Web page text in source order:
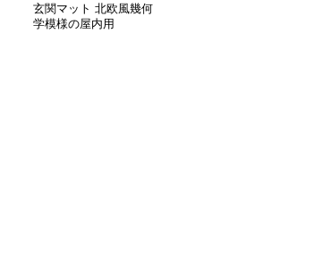
玄関マット 北欧風幾何
学模様の屋内用